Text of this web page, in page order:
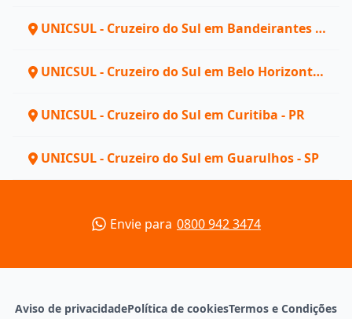
UNICSUL - Cruzeiro do Sul em Bandeirantes -
UNICSUL - Cruzeiro do Sul em Belo Horizonte -
UNICSUL - Cruzeiro do Sul em Curitiba - PR
UNICSUL - Cruzeiro do Sul em Guarulhos - SP
Envie para 0800 942 3474
Aviso de privacidadePolítica de cookiesTermos e Condições